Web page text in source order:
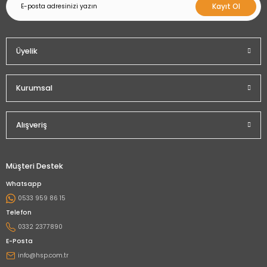
Kayıt Ol
Üyelik
Kurumsal
Alışveriş
Müşteri Destek
Whatsapp
0533 959 86 15
Telefon
0332 2377890
E-Posta
info@hsp.com.tr